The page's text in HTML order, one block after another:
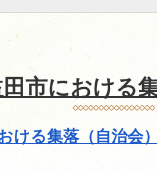
市における
ける集落（自治会